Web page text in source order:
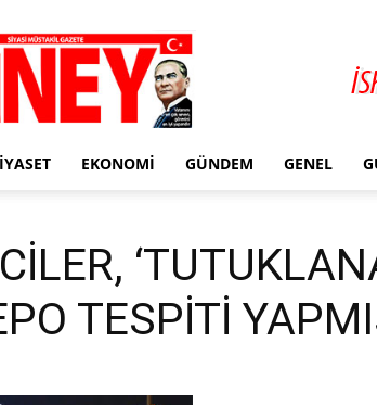
Gazete
Güney
EKONOMI GÜNDEM GENEL
TESPİTİ